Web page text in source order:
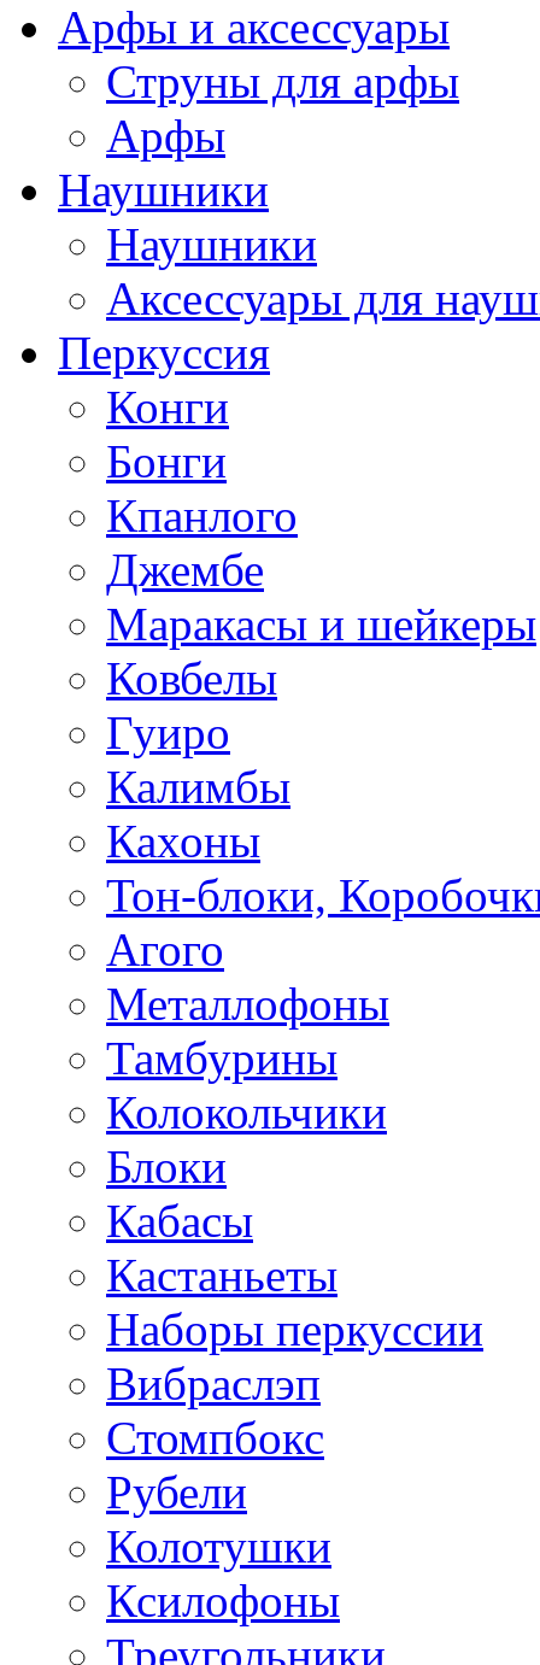
Арфы и аксессуары
Струны для арфы
Арфы
Наушники
Наушники
Аксессуары для
Перкуссия
Конги
Бонги
Кпанлого
Джембе
Маракасы и шейкеры
Ковбелы
Гуиро
Калимбы
Кахоны
Тон-блоки,
Агого
Металлофоны
Тамбурины
Колокольчики
Блоки
Кабасы
Кастаньеты
Наборы перкуссии
Вибраслэп
Стомпбокс
Рубели
Колотушки
Ксилофоны